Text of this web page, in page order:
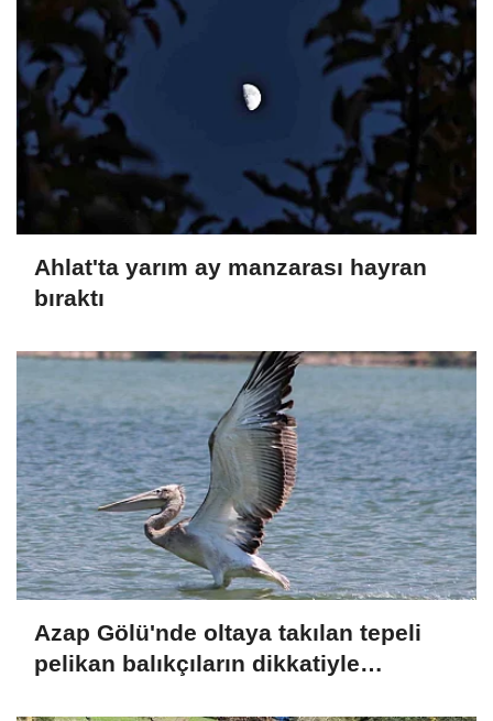
Ahlat'ta yarım ay manzarası hayran
bıraktı
Azap Gölü'nde oltaya takılan tepeli
pelikan balıkçıların dikkatiyle